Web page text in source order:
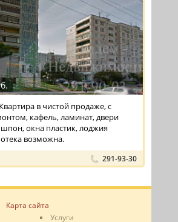
в чистой продаже, с
кафель, ламинат, двери
окна пластик, лоджия
возможна.
291-93-30
Карта сайта
Услуги